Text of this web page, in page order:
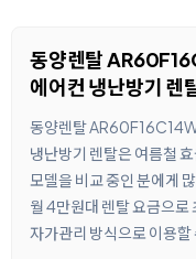
동양렌탈
에어컨 냉난방기 렌
동양렌탈
냉난방기 렌탈은 여름철
모델을 비교 중인 분에게
월 4만원대 렌탈 요금으로
자가관리 방식으로 이용할